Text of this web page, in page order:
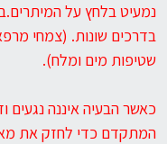
נמעיט בלחץ על
בדרכים שונות. (צמחי
שטיפות מים ומלח).
כאשר הבעיה איננה
המתקדם כדי לחזק את